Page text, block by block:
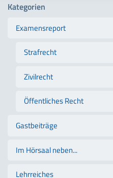
Kategorien
Examensreport
Strafrecht
Zivilrecht
Öffentliches Recht
Gastbeiträge
Im Hörsaal neben...
Lehrreiches